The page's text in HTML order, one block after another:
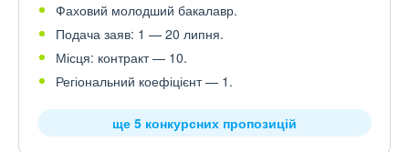
Фаховий молодший бакалавр.
Подача заяв: 1 — 20 липня.
Місця: контракт — 10.
Регіональний коефіцієнт — 1.
ще 5 конкурсних пропозицій